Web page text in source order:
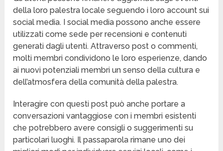
della loro palestra locale seguendo i loro account sui
social media. I social media possono anche essere
utilizzati come sede per recensioni e contenuti
generati dagli utenti. Attraverso post o commenti,
molti membri condividono le loro esperienze, dando
ai nuovi potenziali membri un senso della cultura e
dell’atmosfera della comunità della palestra.
Interagire con questi post può anche portare a
conversazioni vantaggiose con i membri esistenti
che potrebbero avere consigli o suggerimenti su
particolari luoghi. Il passaparola rimane uno dei